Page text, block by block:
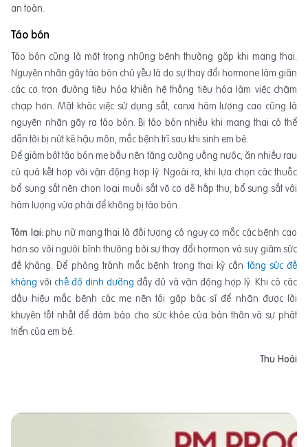
an toàn.
Táo bón
Táo bón cũng là một trong những bệnh thường gặp khi mang thai.
Nguyên nhân gây táo bón chủ yếu là do sự thay đổi hormone làm giãn
các cơ trơn đường tiêu hóa khiến hệ thống tiêu hóa làm việc chậm
chạp hơn. Mặt khác việc sử dụng sắt, canxi hàm lượng cao cũng là
nguyên nhân gây ra táo bón. Bị táo bón nhiều khi mang thai có thể
dẫn tới bị nứt kẽ hậu môn, mắc bệnh trĩ sau khi sinh em bé.
Để giảm bớt táo bón mẹ bầu nên tăng cường uống nước, ăn nhiều rau
củ quả kết hợp với vận động hợp lý. Ngoài ra, khi lựa chọn các thuốc
bổ sung sắt nên chọn loại muối sắt vô cơ dễ hấp thu, bổ sung sắt với
hàm lượng vừa phải để không bị táo bón.
Tóm lại: phụ nữ mang thai là đối tượng có nguy cơ mắc các bệnh cao
hơn so với người bình thường bởi sự thay đổi hormon và suy giảm sức
đề kháng. Để phòng tránh mắc bệnh trong thai kỳ cần tăng sức đề
khángvới chế độ dinh dưỡng đầy đủ và vận động hợp lý. Khi có các
dấu hiệu mắc bệnh các mẹ nên tới gặp bác sĩ để nhận được lời
khuyên tốt nhất để đảm bảo cho sức khỏe của bản thân và sự phát
triển của em bé.
Thu Hoài